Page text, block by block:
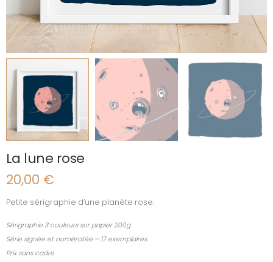
La lune rose
20,00 €
Petite sérigraphie d’une planète rose.
Sérigraphie 3 couleurs sur papier 200g
Série signée et numérotée – 17 exemplaires
Prix sans cadre